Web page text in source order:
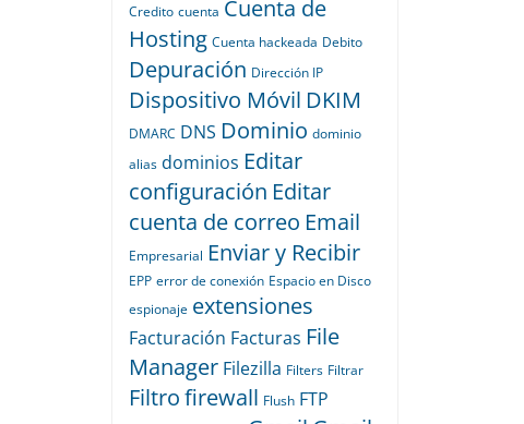
Credito cuenta Cuenta de
Hosting Cuenta hackeada Debito
Depuración Dirección IP
Dispositivo Móvil DKIM
DMARC DNS Dominio dominio
alias dominios Editar
configuración Editar
cuenta de correo Email
Empresarial Enviar y Recibir
EPP error de conexión Espacio en Disco
espionaje extensiones
Facturación Facturas File
Manager Filezilla Filters Filtrar
Filtrofirewall Flush FTP